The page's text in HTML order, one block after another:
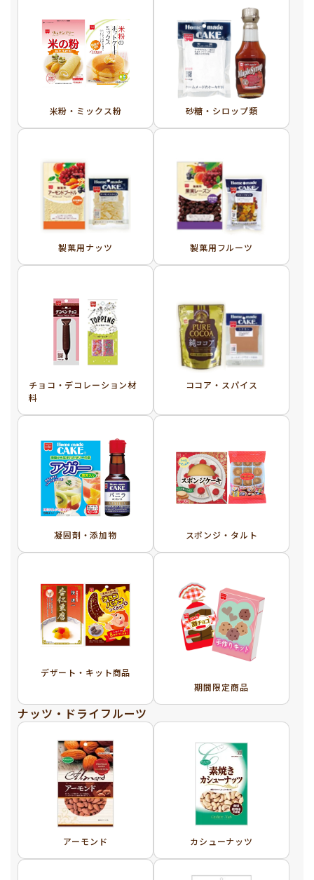
米粉・ミックス粉 砂糖・シロップ類
製菓用ナッツ 製菓用フルーツ
チョコ・デコレーション材
料
ココア・スパイス
凝固剤・添加物 スポンジ・タルト
デザート・キット商品
期間限定商品
ナッツ・ドライフルーツ
アーモンド カシューナッツ